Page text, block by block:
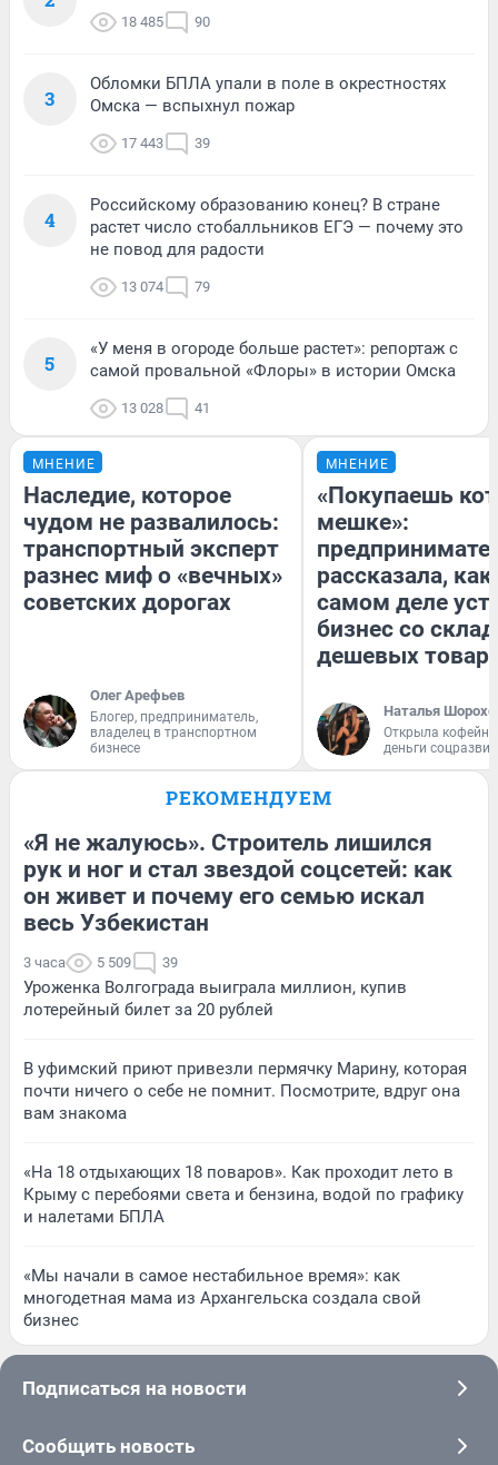
18 485 90
3
Обломки БПЛА упали в поле в окрестностях
Омска — вспыхнул пожар
17 443 39
4
Российскому образованию конец? В стране
растет число стобалльников ЕГЭ — почему это
не повод для радости
13 074 79
5
«У меня в огороде больше растет»: репортаж с
самой провальной «Флоры» в истории Омска
13 028 41
МНЕНИЕ
Наследие, которое
чудом не развалилось:
транспортный эксперт
разнес миф о «вечных»
советских дорогах
Олег Арефьев
Блогер, предприниматель,
владелец в транспортном
бизнесе
МНЕНИЕ
«Покупаешь
мешке»:
рассказала, как
самом деле
бизнес со
дешевых
Наталья
Открыла
деньги
РЕКОМЕНДУЕМ
«Я не жалуюсь». Строитель лишился
рук и ног и стал звездой соцсетей: как
он живет и почему его семью искал
весь Узбекистан
3 часа 5 509 39
Уроженка Волгограда выиграла миллион, купив
лотерейный билет за 20 рублей
В уфимский приют привезли пермячку Марину, которая
почти ничего о себе не помнит. Посмотрите, вдруг она
вам знакома
«На 18 отдыхающих 18 поваров». Как проходит лето в
Крыму с перебоями света и бензина, водой по графику
и налетами БПЛА
«Мы начали в самое нестабильное время»: как
многодетная мама из Архангельска создала свой
бизнес
Подписаться на новости
Сообщить новость